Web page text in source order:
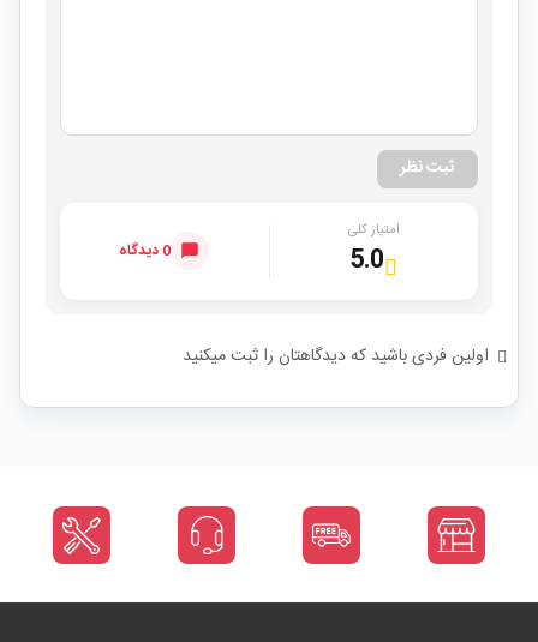
ثبت نظر
امتیاز کلی
5.0 0 دیدگاه
اولین فردی باشید که دیدگاهتان را ثبت میکنید